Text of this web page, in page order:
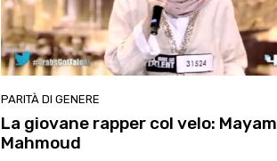
PARITÀ DI GENERE
La giovane rapper col velo: Mayam
Mahmoud